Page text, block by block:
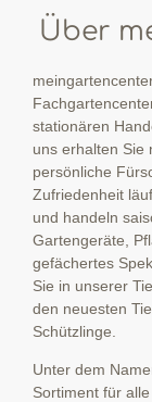
Über
stationären
uns erhalten Sie
persönliche
Zufriedenheit
und handeln
Gartengeräte,
gefächertes
Sie in unserer
den neuesten
Schützlinge.
Unter dem
Sortiment für